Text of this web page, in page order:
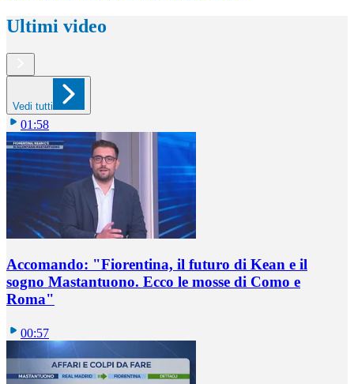
Ultimi video
Vedi tutti
01:58
Accomando: "Fiorentina, il futuro di Kean e il
sogno Mastantuono. Ecco le mosse di Como e
Roma"
00:57